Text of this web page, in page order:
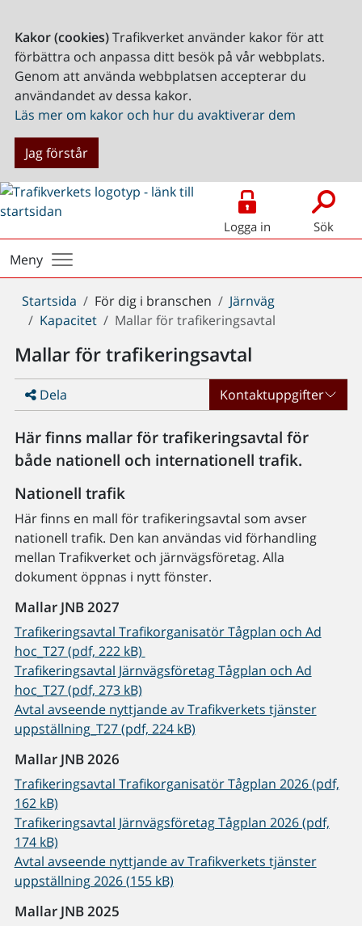
Kakor (cookies)Trafikverket använder kakor för att
förbättra och anpassa ditt besök på vår webbplats.
Genom att använda webbplatsen accepterar du
användandet av dessa kakor.
Läs mer om kakor och hur du avaktiverar dem
Jag förstår
Logga in Sök
Meny
Du
är
Startsida För dig i branschen
Järnväg
Kapacitet
Mallar för trafikeringsavtal
Mallar för trafikeringsavtal
Dela Kontaktuppgifter
Här finns mallar för trafikeringsavtal för
både nationell och internationell trafik.
Nationell trafik
Här finns en mall för trafikeringsavtal som avser
nationell trafik. Den kan användas vid förhandling
mellan Trafikverket och järnvägsföretag. Alla
dokument öppnas i nytt fönster.
Mallar JNB 2027
Trafikeringsavtal Trafikorganisatör Tågplan och Ad
hoc_T27 (pdf, 222 kB)
Trafikeringsavtal Järnvägsföretag Tågplan och Ad
hoc_T27 (pdf, 273 kB)
Avtal avseende nyttjande av Trafikverkets tjänster
uppställning_T27 (pdf, 224 kB)
Mallar JNB 2026
Trafikeringsavtal Trafikorganisatör Tågplan 2026 (pdf,
162 kB)
Trafikeringsavtal Järnvägsföretag Tågplan 2026 (pdf,
174 kB)
Avtal avseende nyttjande av Trafikverkets tjänster
uppställning 2026 (155 kB)
Mallar JNB 2025